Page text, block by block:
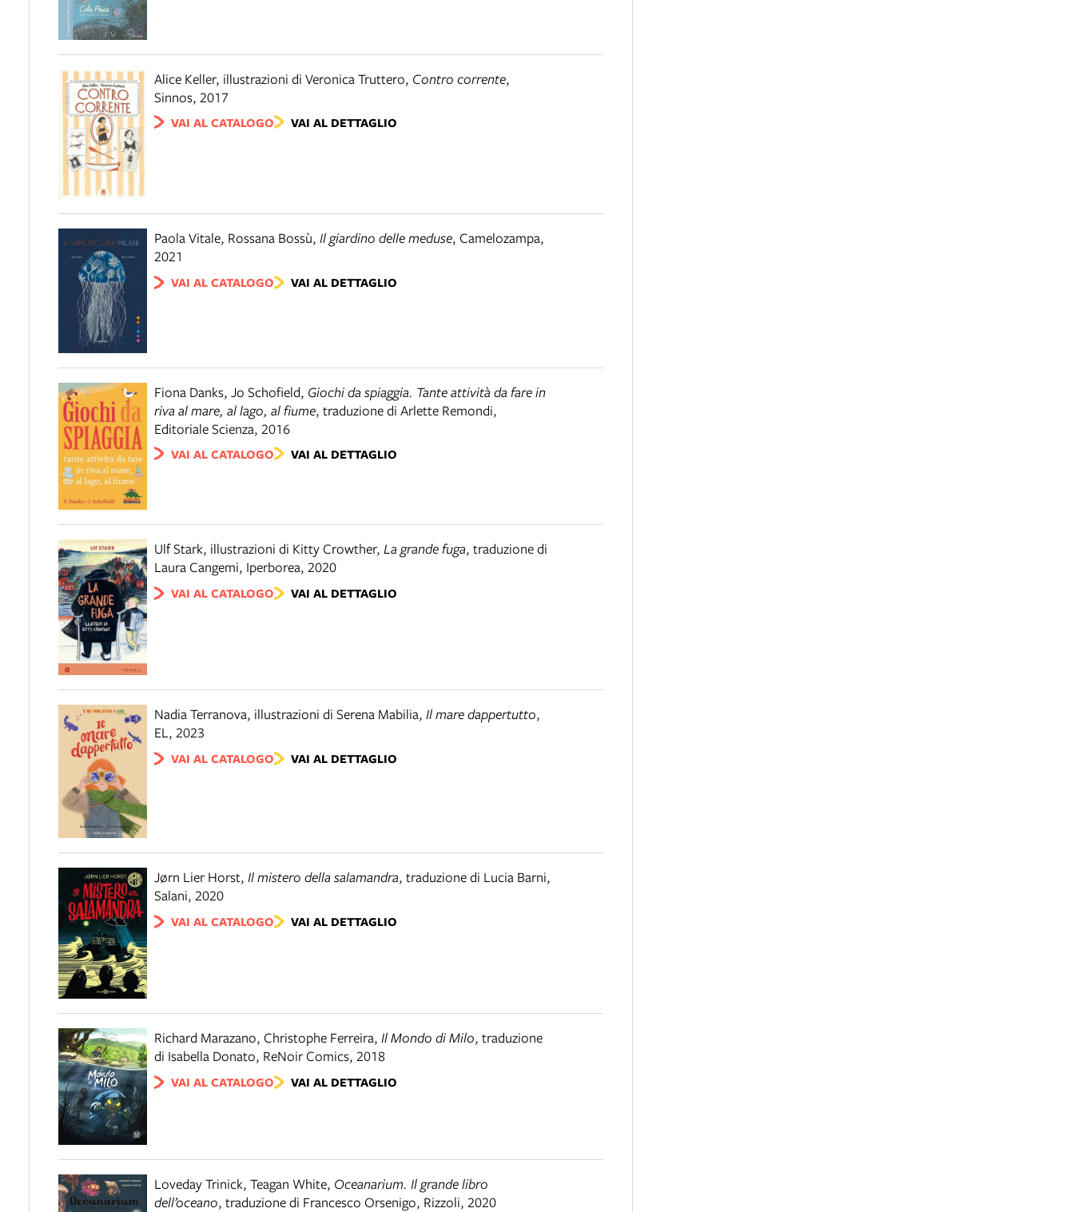
Alice Keller, illustrazioni di Veronica Truttero, Contro corrente,
Sinnos, 2017
VAI AL CATALOGO VAI AL DETTAGLIO
Paola Vitale, Rossana Bossù, Il giardino delle meduse, Camelozampa,
2021
VAI AL CATALOGO VAI AL DETTAGLIO
Fiona Danks, Jo Schofield, Giochi da spiaggia. Tante attività da fare in
riva al mare, al lago, al fiume, traduzione di Arlette Remondi,
Editoriale Scienza, 2016
VAI AL CATALOGO VAI AL DETTAGLIO
Ulf Stark, illustrazioni di Kitty Crowther, La grande fuga, traduzione di
Laura Cangemi, Iperborea, 2020
VAI AL CATALOGO VAI AL DETTAGLIO
Nadia Terranova, illustrazioni di Serena Mabilia, Il mare dappertutto,
EL, 2023
VAI AL CATALOGO VAI AL DETTAGLIO
Jørn Lier Horst, Il mistero della salamandra, traduzione di Lucia Barni,
Salani, 2020
VAI AL CATALOGO VAI AL DETTAGLIO
Richard Marazano, Christophe Ferreira, Il Mondo di Milo, traduzione
di Isabella Donato, ReNoir Comics, 2018
VAI AL CATALOGO VAI AL DETTAGLIO
Loveday Trinick, Teagan White, Oceanarium. Il grande libro
dell’oceano, traduzione di Francesco Orsenigo, Rizzoli, 2020